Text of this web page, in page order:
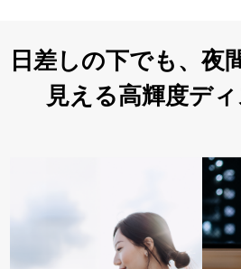
日差しの下でも、夜
見える高輝度ディ